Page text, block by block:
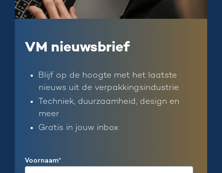
VM nieuwsbrief
Blijf op de hoogte met het laatste
nieuws uit de verpakkingsindustrie
Techniek, duurzaamheid, design en
meer
Gratis in jouw inbox
Voornaam*